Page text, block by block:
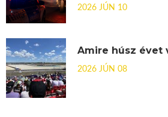
2026 JÚN 10
Amire húsz évet
2026 JÚN 08